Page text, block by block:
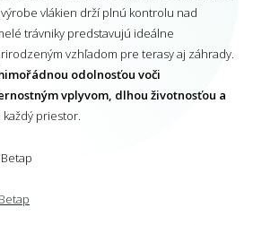
výrobe vlákien drží plnú kontrolu nad
trávniky predstavujú ideálne
vzhľadom pre terasy aj záhrady.
odolnosťou voči
vplyvom, dlhou životnosťou a
každý priestor.